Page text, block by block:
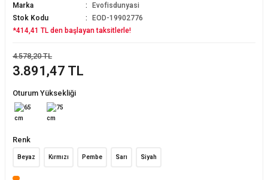
Marka
Evofisdunyasi
Stok Kodu
EOD-19902776
*414,41 TL den başlayan taksitlerle!
3.891,47 TL
4.578,20 TL
Oturum Yüksekliği
Renk
Beyaz Kırmızı Pembe Sarı Siyah